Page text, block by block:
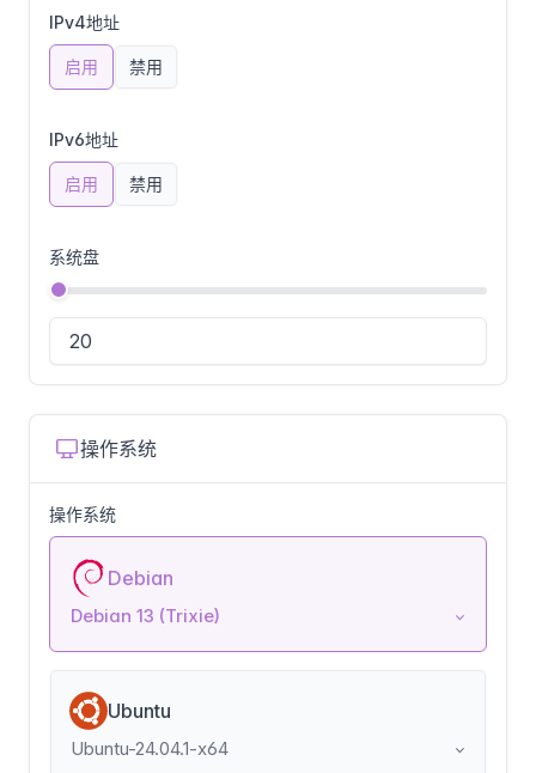
IPv4地址
启用 禁用
IPv6地址
启用 禁用
系统盘
操作系统
操作系统
Debian
Debian 13 (Trixie)
Ubuntu
Ubuntu-24.04.1-x64